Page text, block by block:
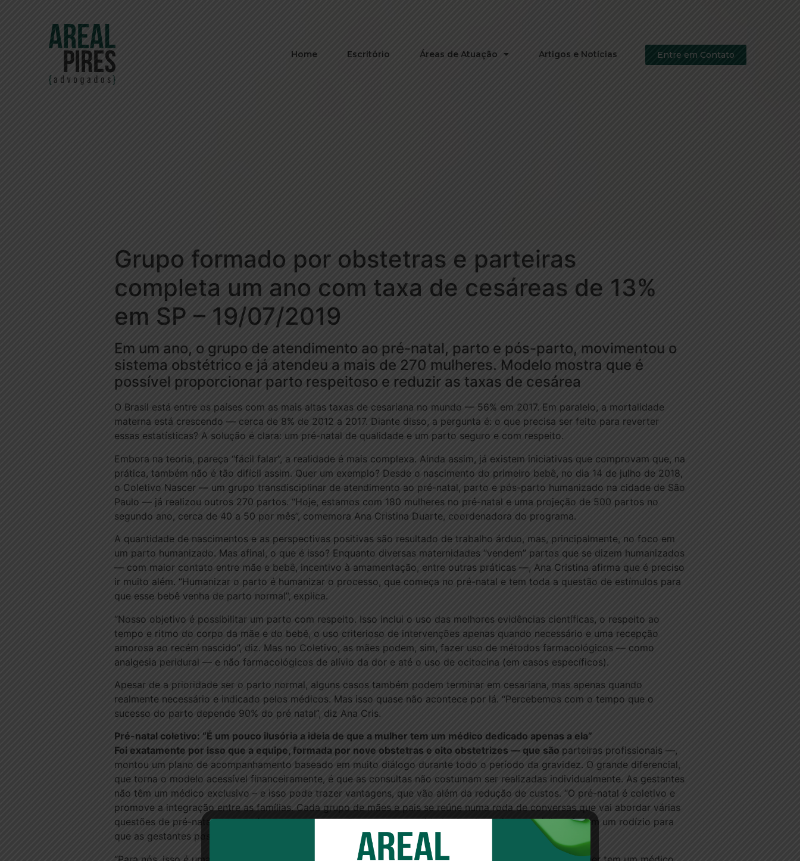
Home Escritório Áreas de Atuação Artigos e Notícias Entre em Contato
Grupo formado por obstetras e parteiras
completa um ano com taxa de cesáreas de 13%
em SP – 19/07/2019
Em um ano, o grupo de atendimento ao pré-natal, parto e pós-parto, movimentou o
sistema obstétrico e já atendeu a mais de 270 mulheres. Modelo mostra que é
possível proporcionar parto respeitoso e reduzir as taxas de cesárea
O Brasil está entre os países com as mais altas taxas de cesariana no mundo — 56% em 2017. Em paralelo, a mortalidade
materna está crescendo — cerca de 8% de 2012 a 2017. Diante disso, a pergunta é: o que precisa ser feito para reverter
essas estatísticas? A solução é clara: um pré-natal de qualidade e um parto seguro e com respeito.
Embora na teoria, pareça “fácil falar”, a realidade é mais complexa. Ainda assim, já existem iniciativas que comprovam que, na
prática, também não é tão difícil assim. Quer um exemplo? Desde o nascimento do primeiro bebê, no dia 14 de julho de 2018,
o Coletivo Nascer — um grupo transdisciplinar de atendimento ao pré-natal, parto e pós-parto humanizado na cidade de São
Paulo — já realizou outros 270 partos. “Hoje, estamos com 180 mulheres no pré-natal e uma projeção de 500 partos no
segundo ano, cerca de 40 a 50 por mês”, comemora Ana Cristina Duarte, coordenadora do programa.
A quantidade de nascimentos e as perspectivas positivas são resultado de trabalho árduo, mas, principalmente, no foco em
um parto humanizado. Mas afinal, o que é isso? Enquanto diversas maternidades “vendem” partos que se dizem humanizados
— com maior contato entre mãe e bebê, incentivo à amamentação, entre outras práticas —, Ana Cristina afirma que é preciso
ir muito além. “Humanizar o parto é humanizar o processo, que começa no pré-natal e tem toda a questão de estímulos para
que esse bebê venha de parto normal”, explica.
“Nosso objetivo é possibilitar um parto com respeito. Isso inclui o uso das melhores evidências científicas, o respeito ao
tempo e ritmo do corpo da mãe e do bebê, o uso criterioso de intervenções apenas quando necessário e uma recepção
amorosa ao recém nascido”, diz. Mas no Coletivo, as mães podem, sim, fazer uso de métodos farmacológicos — como
analgesia peridural — e não farmacológicos de alívio da dor e até o uso de ocitocina (em casos específicos).
Apesar de a prioridade ser o parto normal, alguns casos também podem terminar em cesariana, mas apenas quando
realmente necessário e indicado pelos médicos. Mas isso quase não acontece por lá. “Percebemos com o tempo que o
sucesso do parto depende 90% do pré natal”, diz Ana Cris.
Pré-natal coletivo: “É um pouco ilusória a ideia de que a mulher tem um médico dedicado apenas a ela”
Foi exatamente por isso que a equipe, formada por nove obstetras e oito obstetrizes — que são parteiras profissionais —,
montou um plano de acompanhamento baseado em muito diálogo durante todo o período da gravidez. O grande diferencial,
que torna o modelo acessível financeiramente, é que as consultas não costumam ser realizadas individualmente. As gestantes
não têm um médico exclusivo – e isso pode trazer vantagens, que vão além da redução de custos. “O pré-natal é coletivo e
promove a integração entre as famílias. Cada grupo de mães e pais se reúne numa roda de conversas que vai abordar várias
questões de pré-natal, parto, pós-parto e preparação para a maternidade. As obstetrizes e médicas fazem um rodízio para
que as gestantes possam conhecer a maior parte da equipe ao longo do pré natal”, conta.